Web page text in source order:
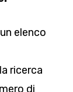
elenco
ricerca
di